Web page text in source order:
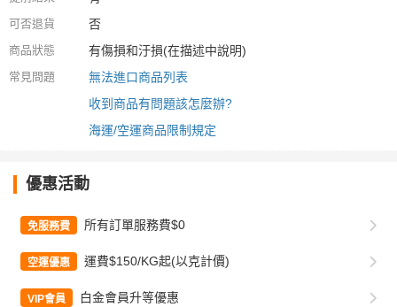
可否退貨 否
商品狀態 有傷損和汙損(在描述中說明)
常見問題
無法進口商品列表
收到商品有問題該怎麼辦?
海運/空運商品限制規定
優惠活動
免服務費 所有訂單服務費$0
空運優惠 運費$150/KG起(以克計價)
VIP會員 白金會員升等優惠